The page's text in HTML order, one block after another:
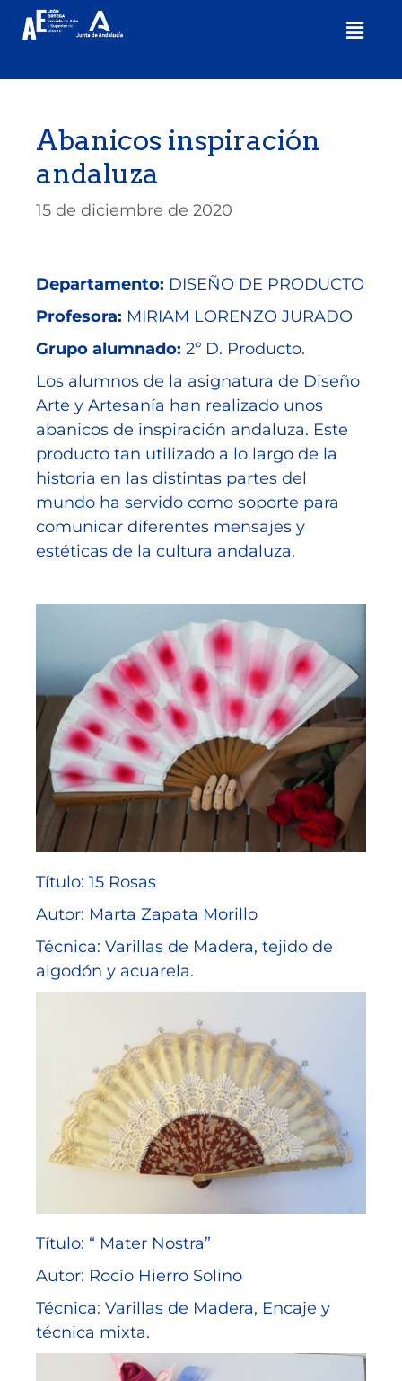
Abanicos inspiración
andaluza
15 de diciembre de 2020
Departamento: DISEÑO DE PRODUCTO
Profesora: MIRIAM LORENZO JURADO
Grupo alumnado: 2º D. Producto.
Los alumnos de la asignatura de Diseño
Arte y Artesanía han realizado unos
abanicos de inspiración andaluza. Este
producto tan utilizado a lo largo de la
historia en las distintas partes del
mundo ha servido como soporte para
comunicar diferentes mensajes y
estéticas de la cultura andaluza.
Título: 15 Rosas
Autor: Marta Zapata Morillo
Técnica: Varillas de Madera, tejido de
algodón y acuarela.
Título: “ Mater Nostra”
Autor: Rocío Hierro Solino
Técnica: Varillas de Madera, Encaje y
técnica mixta.